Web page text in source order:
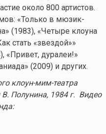
около 800 артистов.
«Только в мюзик-
(1983), «Четыре клоуна
стать «звездой»»
«Привет, дуралеи!»
(2009) и других.
клоун-мим-театра
Полунина, 1984 г. Видео